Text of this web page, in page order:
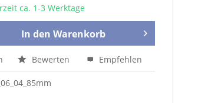
ca. 1-3 Werktage
In den Warenkorb
Bewerten Empfehlen